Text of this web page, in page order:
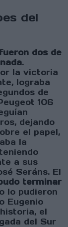
del
dos de
.
la victoria
lograba
de
106
dejando
el papel,
la
a sus
Seráns. El
terminar
lo pudieron
Eugenio
el
del Sur